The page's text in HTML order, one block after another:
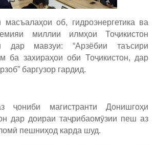
об, гидроэнергетика ва
миллии илмҳои Тоҷикистон
дар мавзуи: “Арзёбии таъсири
ба захираҳои оби Тоҷикистон, дар
баргузор гардид.
магистранти Донишгоҳи
дар доираи таҷрибаомӯзии пеш аз
пешниҳод карда шуд.